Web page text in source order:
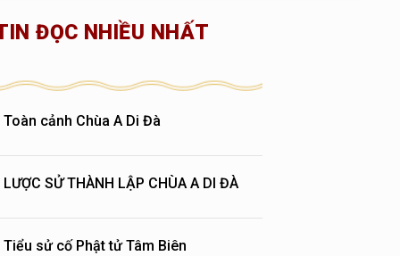
ĐỌC NHIỀU NHẤT
Toàn cảnh Chùa A Di Đà
LƯỢC SỬ THÀNH LẬP CHÙA A DI ĐÀ
Tiểu sử cố Phật tử Tâm Biên